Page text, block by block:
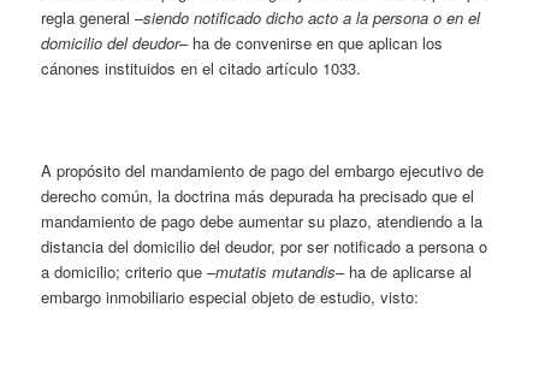
regla general –siendo notificado dicho acto a la persona o en el
domicilio del deudor– ha de convenirse en que aplican los
cánones instituidos en el citado artículo 1033.
A propósito del mandamiento de pago del embargo ejecutivo de
derecho común, la doctrina más depurada ha precisado que el
mandamiento de pago debe aumentar su plazo, atendiendo a la
distancia del domicilio del deudor, por ser notificado a persona o
a domicilio; criterio que –mutatis mutandis– ha de aplicarse al
embargo inmobiliario especial objeto de estudio, visto: